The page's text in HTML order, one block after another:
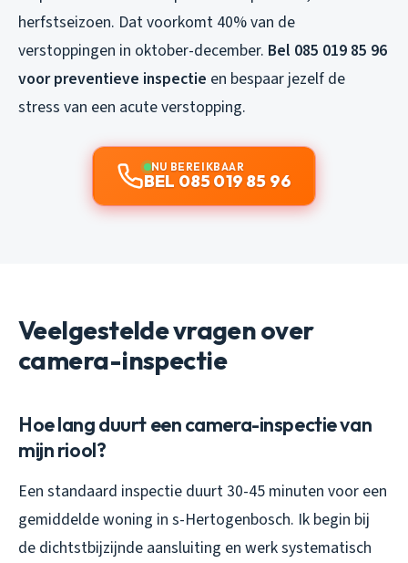
herfstseizoen. Dat voorkomt 40% van de
verstoppingen in oktober-december. Bel 085 019 85 96
voor preventieve inspectie en bespaar jezelf de
stress van een acute verstopping.
NU BEREIKBAAR
BEL 085 019 85 96
Veelgestelde vragen over
camera-inspectie
Hoe lang duurt een camera-inspectie van
mijn riool?
Een standaard inspectie duurt 30-45 minuten voor een
gemiddelde woning in s-Hertogenbosch. Ik begin bij
de dichtstbijzijnde aansluiting en werk systematisch